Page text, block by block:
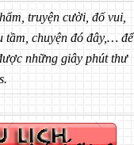
truyện cười, đố vui,
tầm, chuyện đó đây,… để
những giây phút thư